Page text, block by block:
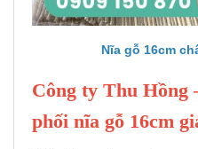
Nĩa gỗ 16cm
Công ty Thu Hồng
phối nĩa gỗ 16cm